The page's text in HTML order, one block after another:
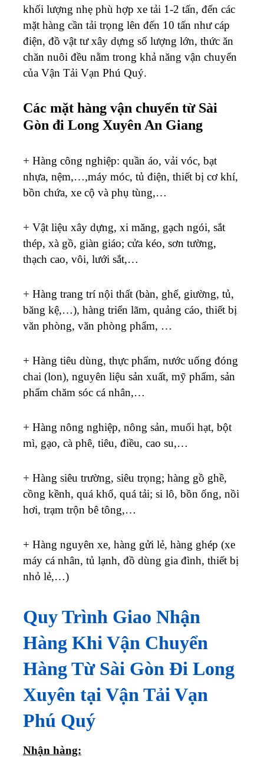
khối lượng nhẹ phù hợp xe tải 1-2 tấn, đến các
mặt hàng cần tải trọng lên đến 10 tấn như cáp
điện, đồ vật tư xây dựng số lượng lớn, thức ăn
chăn nuôi đều nằm trong khả năng vận chuyển
của Vận Tải Vạn Phú Quý.
Các mặt hàng vận chuyển từ Sài
Gòn đi Long Xuyên An Giang
+ Hàng công nghiệp: quần áo, vải vóc, bạt
nhựa, nệm,…,máy móc, tủ điện, thiết bị cơ khí,
bồn chứa, xe cộ và phụ tùng,…
+ Vật liệu xây dựng, xi măng, gạch ngói, sắt
thép, xà gồ, giàn giáo; cửa kéo, sơn tường,
thạch cao, vôi, lưới sắt,…
+ Hàng trang trí nội thất (bàn, ghế, giường, tủ,
băng kệ,…), hàng triển lãm, quảng cáo, thiết bị
văn phòng, văn phòng phẩm, …
+ Hàng tiêu dùng, thực phẩm, nước uống đóng
chai (lon), nguyên liệu sản xuất, mỹ phẩm, sản
phẩm chăm sóc cá nhân,…
+ Hàng nông nghiệp, nông sản, muối hạt, bột
mì, gạo, cà phê, tiêu, điều, cao su,…
+ Hàng siêu trường, siêu trọng; hàng gồ ghề,
cồng kềnh, quá khổ, quá tải; si lô, bồn ống, nồi
hơi, trạm trộn bê tông,…
+ Hàng nguyên xe, hàng gửi lẻ, hàng ghép (xe
máy cá nhân, tủ lạnh, đồ dùng gia đình, thiết bị
nhỏ lẻ,…)
Quy Trình Giao Nhận
Hàng Khi Vận Chuyển
Hàng Từ Sài Gòn Đi Long
Xuyên tại Vận Tải Vạn
Phú Quý
Nhận hàng: